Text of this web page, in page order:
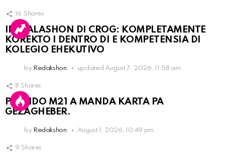
16 Shares
INSTALASHON DI CROG: KOMPLETAMENTE
KOREKTO I DENTRO DI E KOMPETENSIA DI
KOLEGIO EHEKUTIVO
by Redakshon updated August 7, 2026, 11:58 am
8 Shares
PARTIDO M21 A MANDA KARTA PA
GEZAGHEBER.
by Redakshon August 1, 2026, 10:49 pm
9 Shares